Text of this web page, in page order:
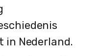
Nederland.